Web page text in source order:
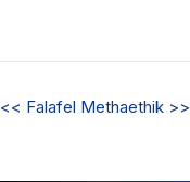
<< Falafel Methaethik >>